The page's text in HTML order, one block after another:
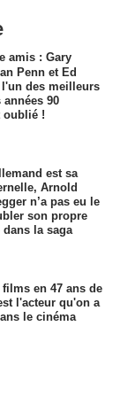
amis : Gary
Penn et Ed
des meilleurs
90
oublié !
est sa
Arnold
n’a pas eu le
son propre
la saga
films en 47 ans de
l'acteur qu'on a
le cinéma